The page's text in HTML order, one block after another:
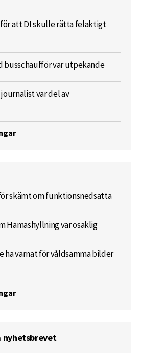
att DI skulle rätta felaktigt
busschaufför var utpekande
var del av
skämt om funktionsnedsatta
Hamashyllning var osaklig
ha varnat för våldsamma bilder
nyhetsbrevet